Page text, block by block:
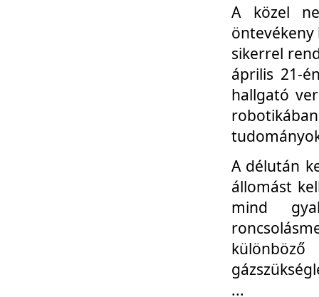
A közel
öntevékeny
sikerrel
április 21-
hallgató
A délután
állomást
mind
...